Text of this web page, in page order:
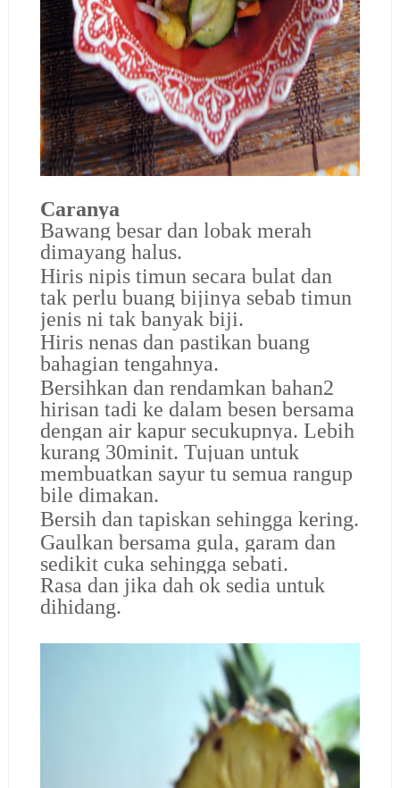
Caranya
Bawang besar dan lobak merah
dimayang halus.
Hiris nipis timun secara bulat dan
tak perlu buang bijinya sebab timun
jenis ni tak banyak biji.
Hiris nenas dan pastikan buang
bahagian tengahnya.
Bersihkan dan rendamkan bahan2
hirisan tadi ke dalam besen bersama
dengan air kapur secukupnya. Lebih
kurang 30minit. Tujuan untuk
membuatkan sayur tu semua rangup
bile dimakan.
Bersih dan tapiskan sehingga kering.
Gaulkan bersama gula, garam dan
sedikit cuka sehingga sebati.
Rasa dan jika dah ok sedia untuk
dihidang.